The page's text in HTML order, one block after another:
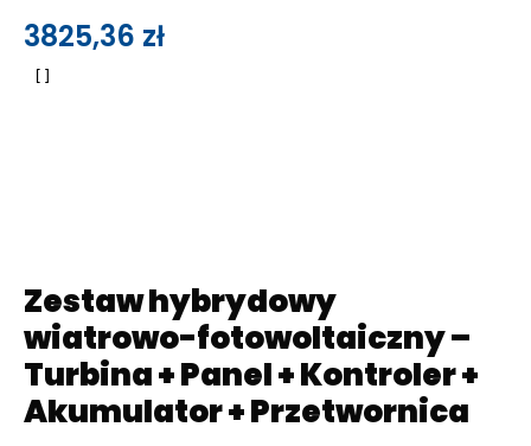
3825,36 zł
Zestaw hybrydowy
wiatrowo-fotowoltaiczny –
Turbina + Panel + Kontroler +
Akumulator + Przetwornica